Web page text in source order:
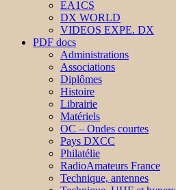
EA1CS
DX WORLD
VIDEOS EXPE. DX
PDF docs
Administrations
Associations
Diplômes
Histoire
Librairie
Matériels
OC – Ondes courtes
Pays DXCC
Philatélie
RadioAmateurs France
Technique, antennes